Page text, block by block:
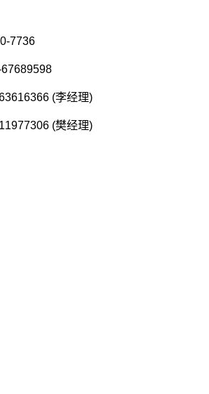
7736
(李经理)
(樊经理)